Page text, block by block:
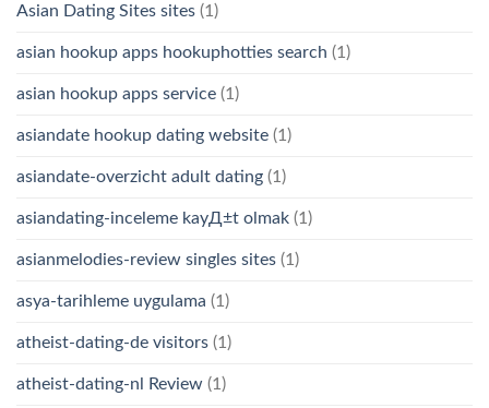
Asian Dating Sites sites (1)
asian hookup apps hookuphotties search (1)
asian hookup apps service (1)
asiandate hookup dating website (1)
asiandate-overzicht adult dating (1)
asiandating-inceleme kayД±t olmak (1)
asianmelodies-review singles sites (1)
asya-tarihleme uygulama (1)
atheist-dating-de visitors (1)
atheist-dating-nl Review (1)